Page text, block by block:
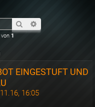
Suche
von 1
EINGESTUFT UND
16:05